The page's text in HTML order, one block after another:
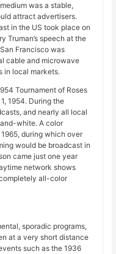
was a stable,
attract advertisers.
in the US took place on
Truman’s speech at the
Francisco was
cable and microwave
in local markets.
Tournament of Roses
1954. During the
and nearly all local
white. A color
during which over
would be broadcast in
came just one year
network shows
all-color
sporadic programs,
at a very short distance
such as the 1936